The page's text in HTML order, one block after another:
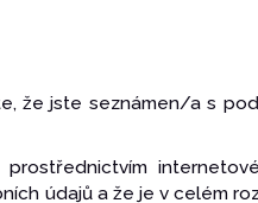
že jste seznámen/a s
údajů a že je v celém